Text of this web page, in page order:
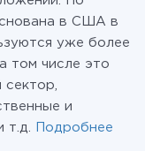
в США в
уже более
том числе это
и
т.д.
Подробнее